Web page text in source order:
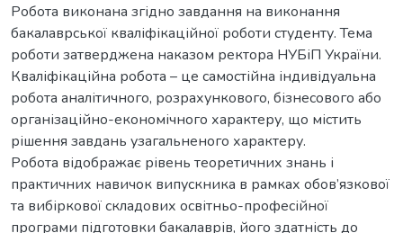
Робота виконана згідно завдання на виконання
бакалаврської кваліфікаційної роботи студенту. Тема
роботи затверджена наказом ректора НУБіП України.
Кваліфікаційна робота – це самостійна індивідуальна
робота аналітичного, розрахункового, бізнесового або
організаційно-економічного характеру, що містить
рішення завдань узагальненого характеру.
Робота відображає рівень теоретичних знань і
практичних навичок випускника в рамках обов’язкової
та вибіркової складових освітньо-професійної
програми підготовки бакалаврів, його здатність до